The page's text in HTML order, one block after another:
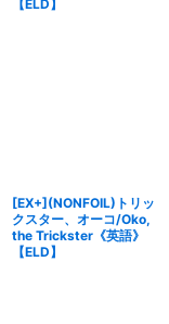
【ELD】
[EX+](NONFOIL)トリッ
クスター、オーコ/Oko,
the Trickster《英語》
【ELD】